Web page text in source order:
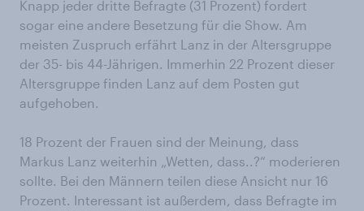
Knapp jeder dritte Befragte (31 Prozent) fordert
sogar eine andere Besetzung für die Show. Am
meisten Zuspruch erfährt Lanz in der Altersgruppe
der 35- bis 44-Jährigen. Immerhin 22 Prozent dieser
Altersgruppe finden Lanz auf dem Posten gut
aufgehoben.
18 Prozent der Frauen sind der Meinung, dass
Markus Lanz weiterhin „Wetten, dass..?“ moderieren
sollte. Bei den Männern teilen diese Ansicht nur 16
Prozent. Interessant ist außerdem, dass Befragte im